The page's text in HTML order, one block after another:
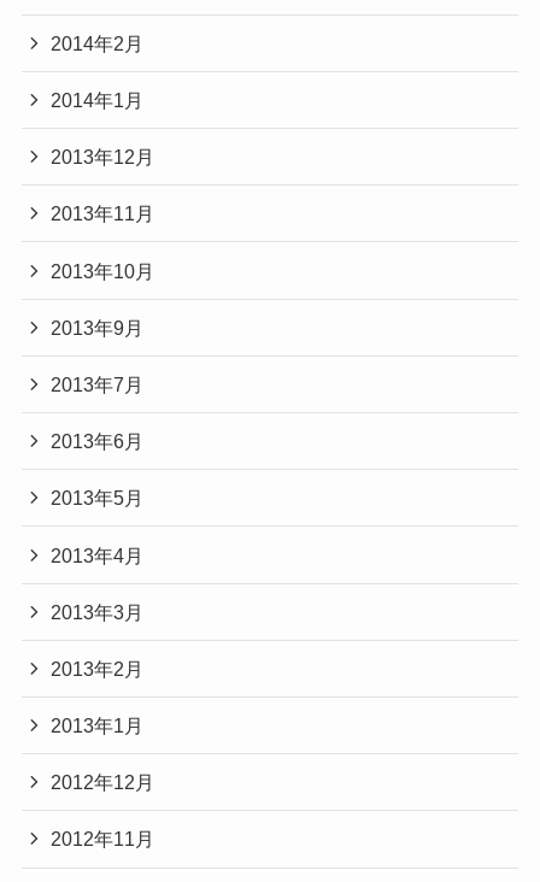
2014年2月
2014年1月
2013年12月
2013年11月
2013年10月
2013年9月
2013年7月
2013年6月
2013年5月
2013年4月
2013年3月
2013年2月
2013年1月
2012年12月
2012年11月